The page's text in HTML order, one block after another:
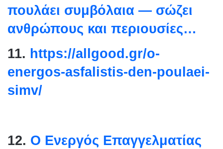
πουλάει συμβόλαια — σώζει
ανθρώπους και περιουσίες…
11. https://allgood.gr/o-
energos-asfalistis-den-poulaei-
simv/
12. Ο Ενεργός Επαγγελματίας